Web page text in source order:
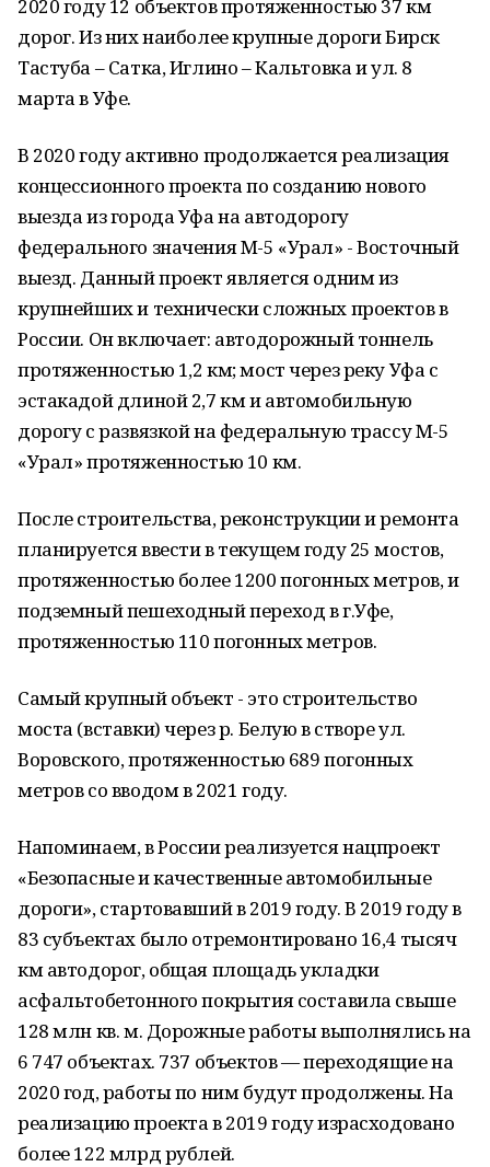
2020 году 12 объектов протяженностью 37 км
дорог. Из них наиболее крупные дороги Бирск
Тастуба – Сатка, Иглино – Кальтовка и ул. 8
марта в Уфе.
В 2020 году активно продолжается реализация
концессионного проекта по созданию нового
выезда из города Уфа на автодорогу
федерального значения М-5 «Урал» - Восточный
выезд. Данный проект является одним из
крупнейших и технически сложных проектов в
России. Он включает: автодорожный тоннель
протяженностью 1,2 км; мост через реку Уфа с
эстакадой длиной 2,7 км и автомобильную
дорогу с развязкой на федеральную трассу М-5
«Урал» протяженностью 10 км.
После строительства, реконструкции и ремонта
планируется ввести в текущем году 25 мостов,
протяженностью более 1200 погонных метров, и
подземный пешеходный переход в г.Уфе,
протяженностью 110 погонных метров.
Самый крупный объект - это строительство
моста (вставки) через р. Белую в створе ул.
Воровского, протяженностью 689 погонных
метров со вводом в 2021 году.
Напоминаем, в России реализуется нацпроект
«Безопасные и качественные автомобильные
дороги», стартовавший в 2019 году. В 2019 году в
83 субъектах было отремонтировано 16,4 тысяч
км автодорог, общая площадь укладки
асфальтобетонного покрытия составила свыше
128 млн кв. м. Дорожные работы выполнялись на
6 747 объектах. 737 объектов — переходящие на
2020 год, работы по ним будут продолжены. На
реализацию проекта в 2019 году израсходовано
более 122 млрд рублей.